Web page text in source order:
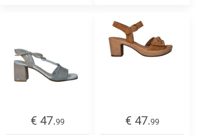
€ 47.99
€ 47.99